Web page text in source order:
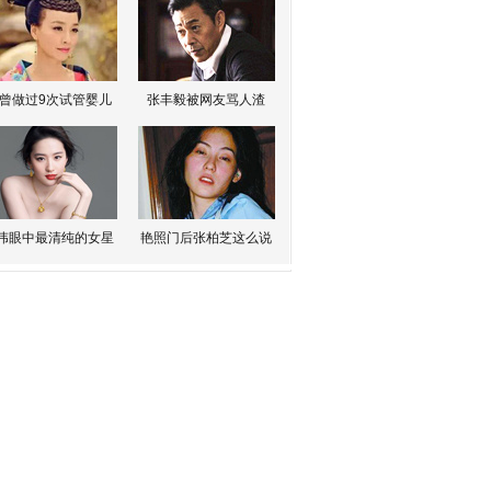
做过9次试管婴儿 张丰毅被网友骂人渣
眼中最清纯的女星 艳照门后张柏芝这么说